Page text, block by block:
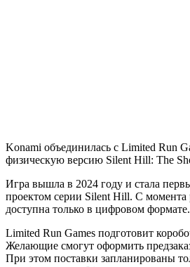
Konami объединилась с Limited Run
физическую версию Silent Hill: The
Игра вышла в 2024 году и стала
проектом серии Silent Hill. С момента
доступна только в цифровом формате.
Limited Run Games подготовит
Желающие смогут оформить
При этом поставки запланированы